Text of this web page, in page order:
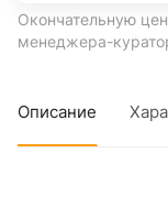
Окончательную
менеджера-
Описание